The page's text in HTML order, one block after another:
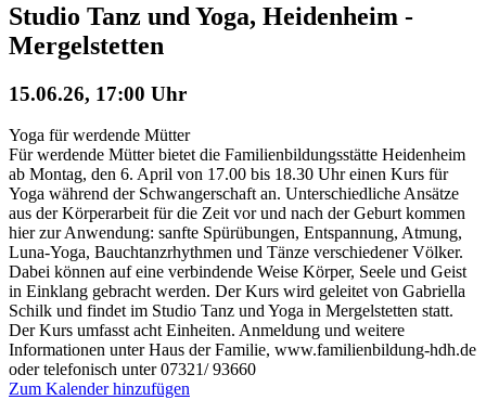
Studio Tanz und Yoga, Heidenheim -
Mergelstetten
15.06.26, 17:00 Uhr
Yoga für werdende Mütter
Für werdende Mütter bietet die Familienbildungsstätte Heidenheim
ab Montag, den 6. April von 17.00 bis 18.30 Uhr einen Kurs für
Yoga während der Schwangerschaft an. Unterschiedliche Ansätze
aus der Körperarbeit für die Zeit vor und nach der Geburt kommen
hier zur Anwendung: sanfte Spürübungen, Entspannung, Atmung,
Luna-Yoga, Bauchtanzrhythmen und Tänze verschiedener Völker.
Dabei können auf eine verbindende Weise Körper, Seele und Geist
in Einklang gebracht werden. Der Kurs wird geleitet von Gabriella
Schilk und findet im Studio Tanz und Yoga in Mergelstetten statt.
Der Kurs umfasst acht Einheiten. Anmeldung und weitere
Informationen unter Haus der Familie, www.familienbildung-hdh.de
oder telefonisch unter 07321/ 93660
Zum Kalender hinzufügen